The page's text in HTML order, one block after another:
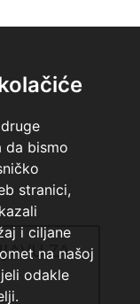
da bismo
stranici,
i ciljane
na našoj
odakle
ZA